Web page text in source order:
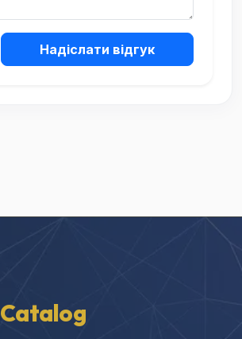
Надіслати відгук
Catalog